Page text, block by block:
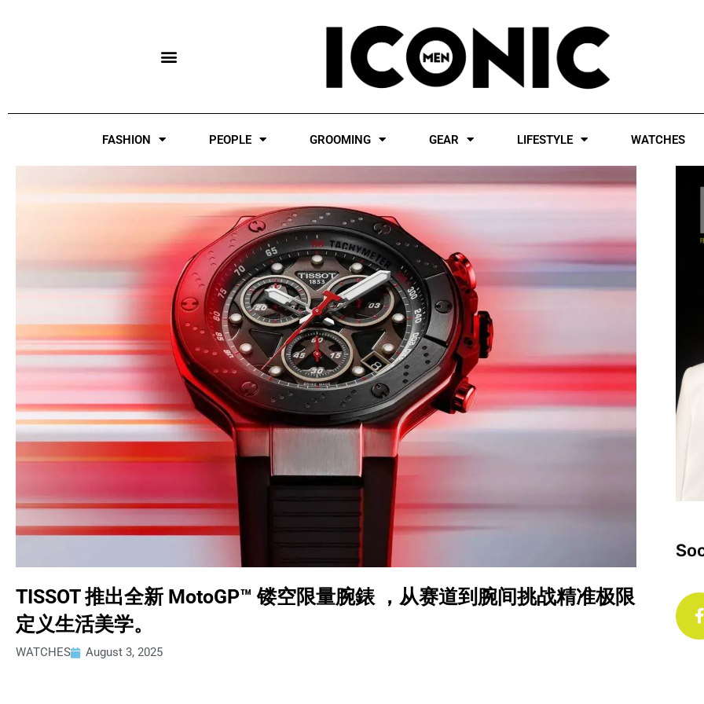
FASHION PEOPLE GROOMING GEAR LIFESTYLE WATCHES
TISSOT 推出全新 MotoGP™ 镂空限量腕錶 ，从赛道到腕间挑战精准极限
定义生活美学。
WATCHES August 3, 2025
c